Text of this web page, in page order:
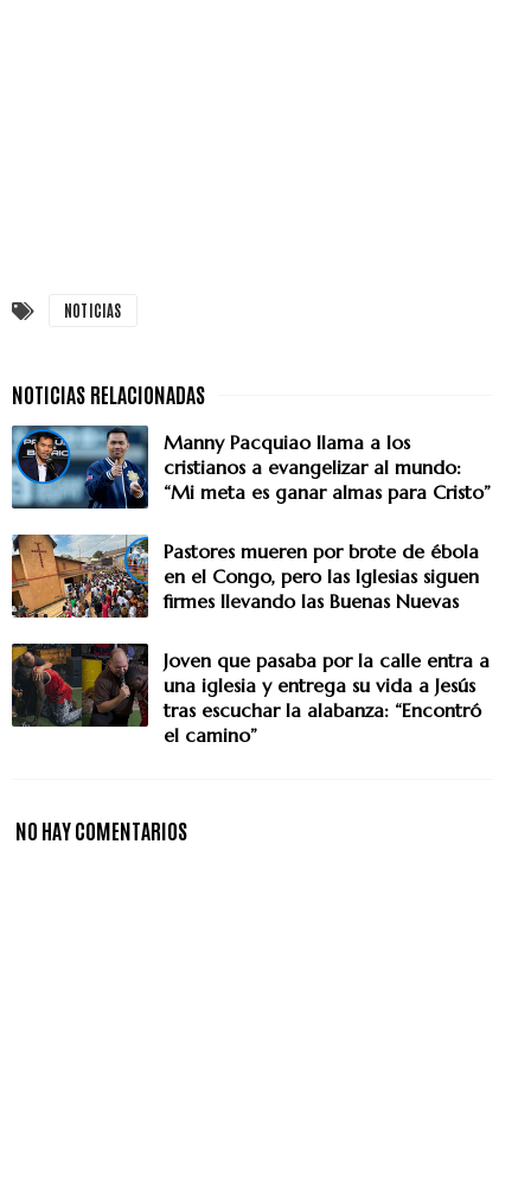
NOTICIAS
Manny Pacquiao llama a los
cristianos a evangelizar al mundo:
“Mi meta es ganar almas para Cristo”
Pastores mueren por brote de ébola
en el Congo, pero las Iglesias siguen
firmes llevando las Buenas Nuevas
Joven que pasaba por la calle entra a
una iglesia y entrega su vida a Jesús
tras escuchar la alabanza: “Encontró
el camino”
NO HAY COMENTARIOS